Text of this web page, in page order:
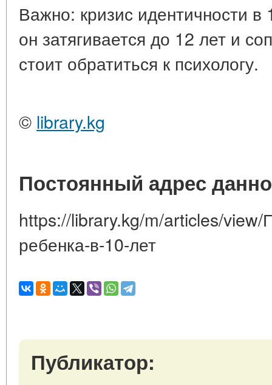
Важно: кризис идентичности
он затягивается до 12 лет и
стоит обратиться к психологу.
© library.kg
Постоянный адрес
https://library.kg/m/articles/
ребенка-в-10-лет
Публикатор: